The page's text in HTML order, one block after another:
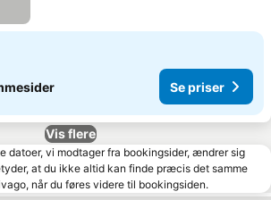
Se priser
Vis flere
datoer, vi modtager fra bookingsider, ændrer sig
at du ikke altid kan finde præcis det samme
når du føres videre til bookingsiden.